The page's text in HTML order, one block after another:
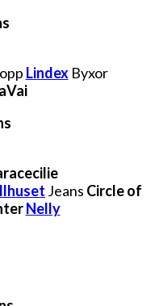
Lindex Byxor
Jeans Circle of
Nelly